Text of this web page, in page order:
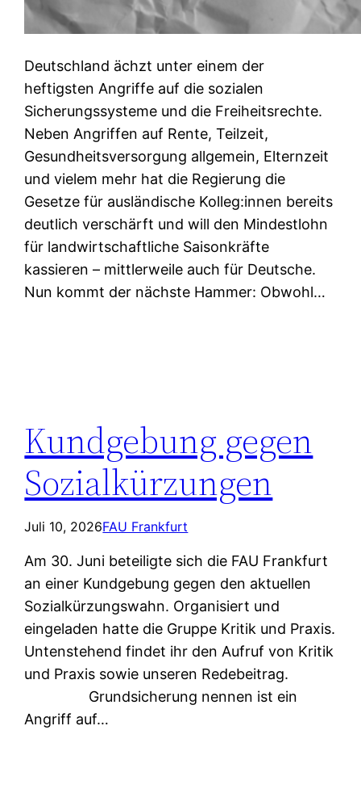
Deutschland ächzt unter einem der
heftigsten Angriffe auf die sozialen
Sicherungssysteme und die Freiheitsrechte.
Neben Angriffen auf Rente, Teilzeit,
Gesundheitsversorgung allgemein, Elternzeit
und vielem mehr hat die Regierung die
Gesetze für ausländische Kolleg:innen bereits
deutlich verschärft und will den Mindestlohn
für landwirtschaftliche Saisonkräfte
kassieren – mittlerweile auch für Deutsche.
Nun kommt der nächste Hammer: Obwohl…
Kundgebung gegen
Sozialkürzungen
Juli 10, 2026FAU Frankfurt
Am 30. Juni beteiligte sich die FAU Frankfurt
an einer Kundgebung gegen den aktuellen
Sozialkürzungswahn. Organisiert und
eingeladen hatte die Gruppe Kritik und Praxis.
Untenstehend findet ihr den Aufruf von Kritik
und Praxis sowie unseren Redebeitrag.
Grundsicherung nennen ist ein
Angriff auf…